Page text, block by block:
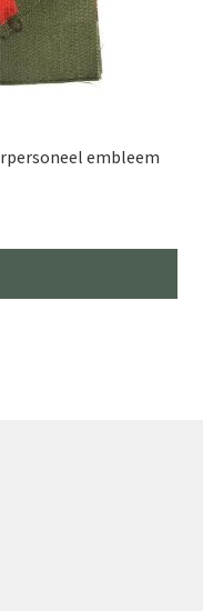
embleem